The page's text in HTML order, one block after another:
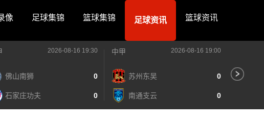
像 足球集锦 篮球集锦 足球资讯 篮球资讯
2026-08-16 19:30
佛山南狮 0
石家庄功夫 0
中甲 2026-08-16 19:00
苏州东吴 0
南通支云 0